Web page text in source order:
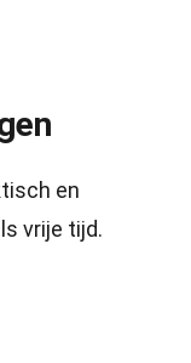
en
vrije tijd.